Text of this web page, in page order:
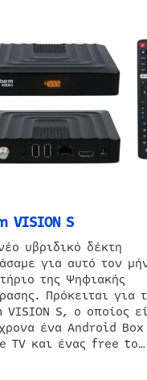
VISION S
υβριδικό δέκτη
για αυτό τον
της Ψηφιακής
Πρόκειται για
VISION S, ο οποίος
ένα Android
TV και ένας free to…